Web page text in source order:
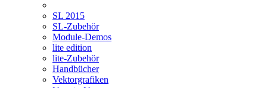
SL 2015
SL-Zubehör
Module-Demos
lite edition
lite-Zubehör
Handbücher
Vektorgrafiken